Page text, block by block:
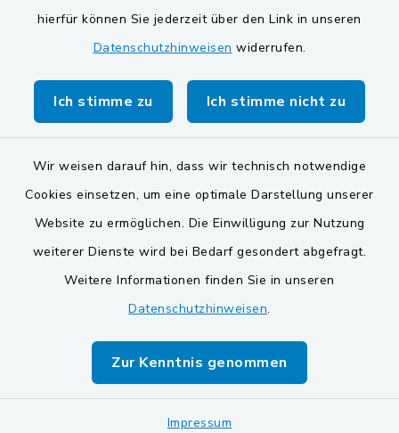
hierfür können Sie jederzeit über den Link in unseren
Datenschutzhinweisen widerrufen.
Ich stimme zu Ich stimme nicht zu
Wir weisen darauf hin, dass wir technisch notwendige
Cookies einsetzen, um eine optimale Darstellung unserer
Website zu ermöglichen. Die Einwilligung zur Nutzung
weiterer Dienste wird bei Bedarf gesondert abgefragt.
Weitere Informationen finden Sie in unseren
Datenschutzhinweisen.
Zur Kenntnis genommen
Impressum
Gemeinde Schwarzach bei Nabburg
Markt Schwarzenfeld
Gemeinde Stulln
Barrierefreiheit
Sitemap